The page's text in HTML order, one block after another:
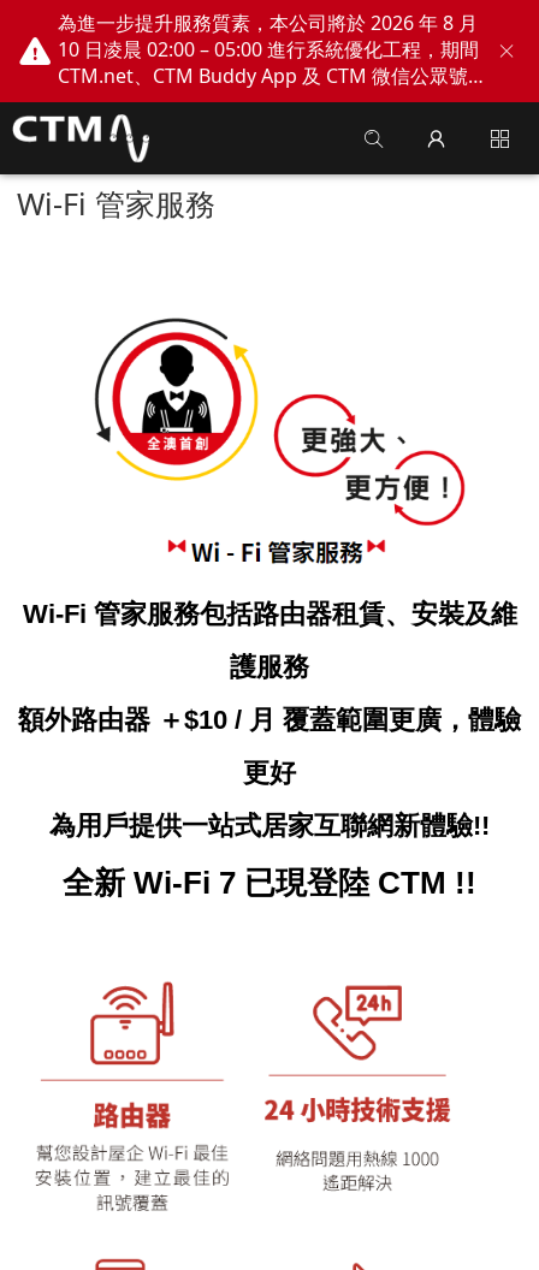
為進一步提升服務質素，本公司將於 2026 年 8 月
10 日凌晨 02:00 – 05:00 進行系統優化工程，期間
CTM.net、CTM Buddy App 及 CTM 微信公眾號
網上服務將會暫停。不便之處，敬請見諒！
Wi-Fi 管家服務
Wi-Fi 管家服務包括路由器租賃、安裝及維
護服務
額外路由器 ＋$10 / 月 覆蓋範圍更廣，體驗
更好
為用戶提供一站式居家互聯網新體驗!!
全新 Wi-Fi 7 已現登陸 CTM !!